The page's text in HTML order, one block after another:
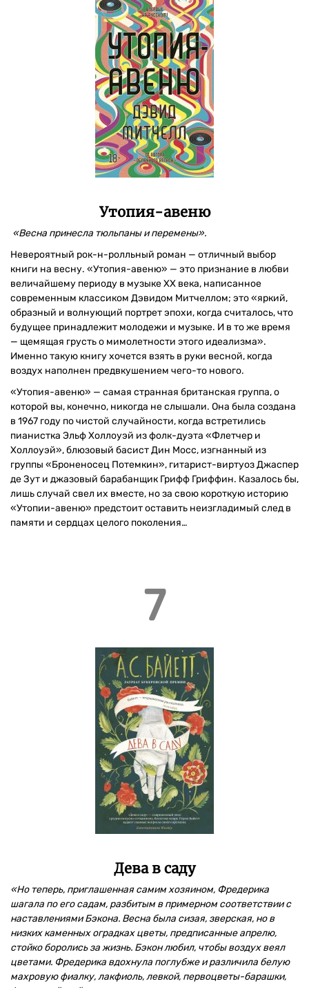
Утопия-авеню
«Весна принесла тюльпаны и перемены».
Невероятный рок-н-ролльный роман — отличный выбор
книги на весну. «Утопия-авеню» — это признание в любви
величайшему периоду в музыке XX века, написанное
современным классиком Дэвидом Митчеллом; это «яркий,
образный и волнующий портрет эпохи, когда считалось, что
будущее принадлежит молодежи и музыке. И в то же время
— щемящая грусть о мимолетности этого идеализма».
Именно такую книгу хочется взять в руки весной, когда
воздух наполнен предвкушением чего-то нового.
«Утопия-авеню» — самая странная британская группа, о
которой вы, конечно, никогда не слышали. Она была создана
в 1967 году по чистой случайности, когда встретились
пианистка Эльф Холлоуэй из фолк-дуэта «Флетчер и
Холлоуэй», блюзовый басист Дин Мосс, изгнанный из
группы «Броненосец Потемкин», гитарист-виртуоз Джаспер
де Зут и джазовый барабанщик Грифф Гриффин. Казалось бы,
лишь случай свел их вместе, но за свою короткую историю
«Утопии-авеню» предстоит оставить неизгладимый след в
памяти и сердцах целого поколения…
7
Дева в саду
«Но теперь, приглашенная самим хозяином, Фредерика
шагала по его садам, разбитым в примерном соответствии с
наставлениями Бэкона. Весна была сизая, зверская, но в
низких каменных оградках цветы, предписанные апрелю,
стойко боролись за жизнь. Бэкон любил, чтобы воздух веял
цветами. Фредерика вдохнула поглубже и различила белую
махровую фиалку, лакфиоль, левкой, первоцветы-барашки,